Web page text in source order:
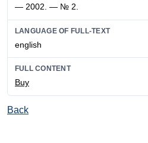
— 2002. — № 2.
LANGUAGE OF FULL-TEXT
english
FULL CONTENT
Buy
Back